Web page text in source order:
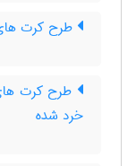
طرح کرت
طرح کرت
خرد شده